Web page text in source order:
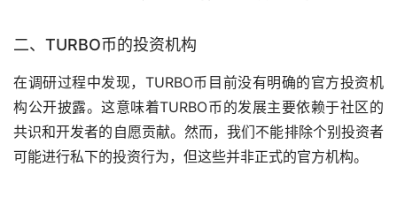
二、TURBO币的投资机构
在调研过程中发现，TURBO币目前没有明确的官方投资机
构公开披露。这意味着TURBO币的发展主要依赖于社区的
共识和开发者的自愿贡献。然而，我们不能排除个别投资者
可能进行私下的投资行为，但这些并非正式的官方机构。